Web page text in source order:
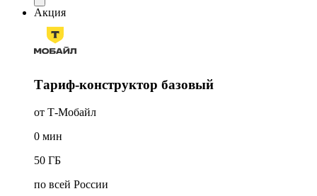
Акция
Тариф-конструктор базовый
от Т-Мобайл
0 мин
50 ГБ
по всей России